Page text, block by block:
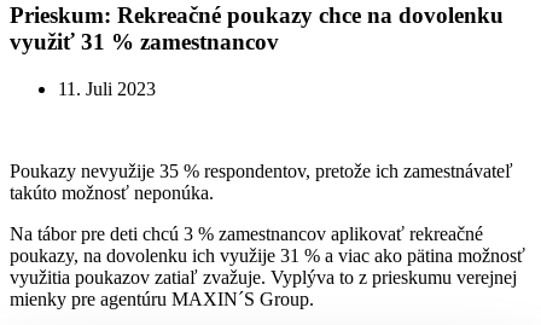
Prieskum: Rekreačné poukazy chce na dovolenku
využiť 31 % zamestnancov
11. Juli 2023
Poukazy nevyužije 35 % respondentov, pretože ich zamestnávateľ
takúto možnosť neponúka.
Na tábor pre deti chcú 3 % zamestnancov aplikovať rekreačné
poukazy, na dovolenku ich využije 31 % a viac ako pätina možnosť
využitia poukazov zatiaľ zvažuje. Vyplýva to z prieskumu verejnej
mienky pre agentúru MAXIN´S Group.